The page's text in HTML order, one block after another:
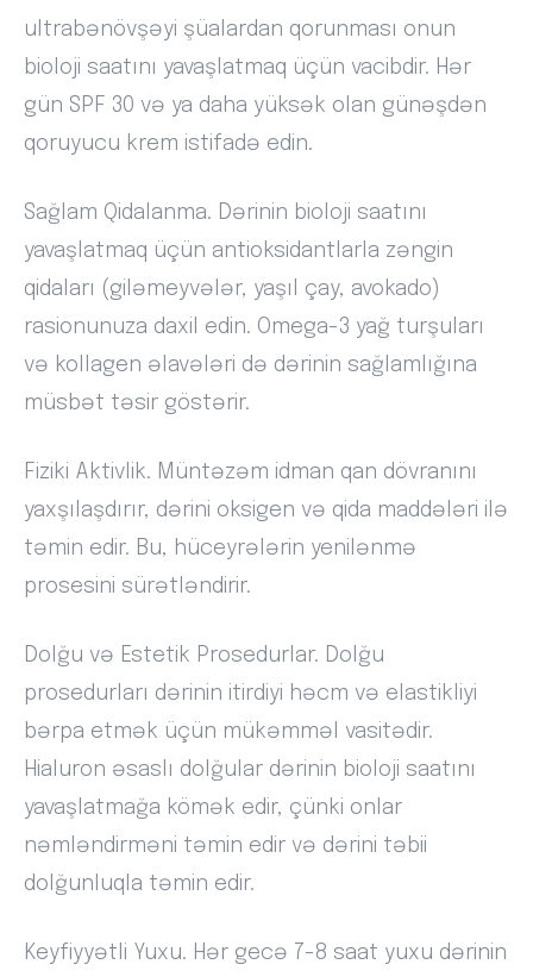
ultrabənövşəyi şüalardan qorunması onun
bioloji saatını yavaşlatmaq üçün vacibdir. Hər
gün SPF 30 və ya daha yüksək olan günəşdən
qoruyucu krem istifadə edin.
Sağlam Qidalanma. Dərinin bioloji saatını
yavaşlatmaq üçün antioksidantlarla zəngin
qidaları (giləmeyvələr, yaşıl çay, avokado)
rasionunuza daxil edin. Omega-3 yağ turşuları
və kollagen əlavələri də dərinin sağlamlığına
müsbət təsir göstərir.
Fiziki Aktivlik. Müntəzəm idman qan dövranını
yaxşılaşdırır, dərini oksigen və qida maddələri ilə
təmin edir. Bu, hüceyrələrin yenilənmə
prosesini sürətləndirir.
Dolğu və Estetik Prosedurlar. Dolğu
prosedurları dərinin itirdiyi həcm və elastikliyi
bərpa etmək üçün mükəmməl vasitədir.
Hialuron əsaslı dolğular dərinin bioloji saatını
yavaşlatmağa kömək edir, çünki onlar
nəmləndirməni təmin edir və dərini təbii
dolğunluqla təmin edir.
Keyfiyyətli Yuxu. Hər gecə 7-8 saat yuxu dərinin